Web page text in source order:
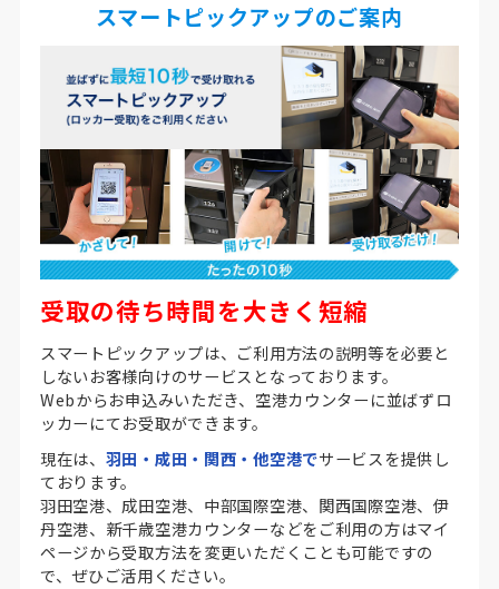
スマートピックアップのご案内
受取の待ち時間を大きく短縮
スマートピックアップは、ご利用方法の説明等を必要と
しないお客様向けのサービスとなっております。
Webからお申込みいただき、空港カウンターに並ばずロ
ッカーにてお受取ができます。
現在は、 羽田・成田・関西・他空港でサービスを提供し
ております。
羽田空港、成田空港、中部国際空港、関西国際空港、伊
丹空港、新千歳空港カウンターなどをご利用の方はマイ
ページから受取方法を変更いただくことも可能ですの
で、ぜひご活用ください。